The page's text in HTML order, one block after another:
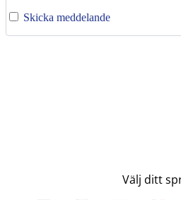
Skicka meddelande
Välj ditt